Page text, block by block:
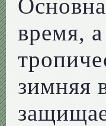
время,
зимняя